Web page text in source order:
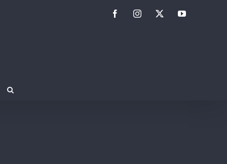
FacebookInstagramTwitterYouTube